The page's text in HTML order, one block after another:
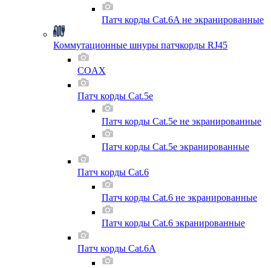
Патч корды Cat.6A не экранированные
Коммутационные шнуры патчкорды RJ45
COAX
Патч корды Cat.5e
Патч корды Cat.5e не экранированные
Патч корды Cat.5e экранированные
Патч корды Cat.6
Патч корды Cat.6 не экранированные
Патч корды Cat.6 экранированные
Патч корды Cat.6A